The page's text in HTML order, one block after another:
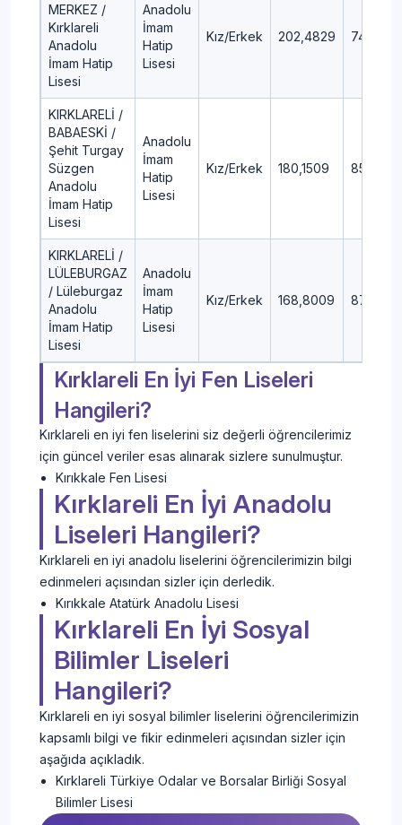
MERKEZ /
Kırklareli
Anadolu
İmam Hatip
Lisesi
Anadolu
İmam
Hatip
Lisesi
Kız/Erkek 202,4829 74,4
KIRKLARELİ /
BABAESKİ /
Şehit Turgay
Süzgen
Anadolu
İmam Hatip
Lisesi
Anadolu
İmam
Hatip
Lisesi
Kız/Erkek 180,1509 85,53
KIRKLARELİ /
LÜLEBURGAZ
/ Lüleburgaz
Anadolu
İmam Hatip
Lisesi
Anadolu
İmam
Hatip
Lisesi
Kız/Erkek 168,8009 87,58
Kırklareli En İyi Fen Liseleri
Hangileri?
Kırklareli en iyi fen liselerini siz değerli öğrencilerimiz
için güncel veriler esas alınarak sizlere sunulmuştur.
Kırıkkale Fen Lisesi
Kırklareli En İyi Anadolu
Liseleri Hangileri?
Kırklareli en iyi anadolu liselerini öğrencilerimizin bilgi
edinmeleri açısından sizler için derledik.
Kırıkkale Atatürk Anadolu Lisesi
Kırklareli En İyi Sosyal
Bilimler Liseleri
Hangileri?
Kırklareli en iyi sosyal bilimler liselerini öğrencilerimizin
kapsamlı bilgi ve fikir edinmeleri açısından sizler için
aşağıda açıkladık.
Kırklareli Türkiye Odalar ve Borsalar Birliği Sosyal
Bilimler Lisesi